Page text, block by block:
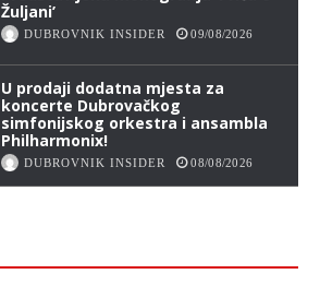
Žuljani’
DUBROVNIK INSIDER 09/08/2026
U prodaji dodatna mjesta za
koncerte Dubrovačkog
simfonijskog orkestra i ansambla
Philharmonix!
DUBROVNIK INSIDER 08/08/2026